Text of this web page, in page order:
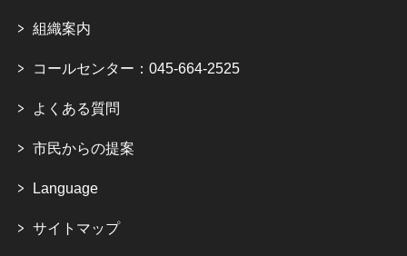
組織案内
コールセンター：045-664-2525
よくある質問
市民からの提案
Language
サイトマップ